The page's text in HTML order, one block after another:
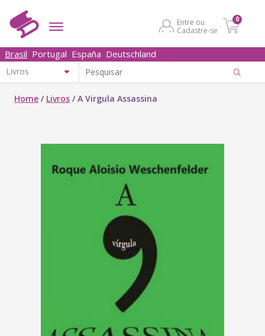
Entre ou
Cadastre-se
0
Brasil Portugal España Deutschland
Home / Livros /A Virgula Assassina